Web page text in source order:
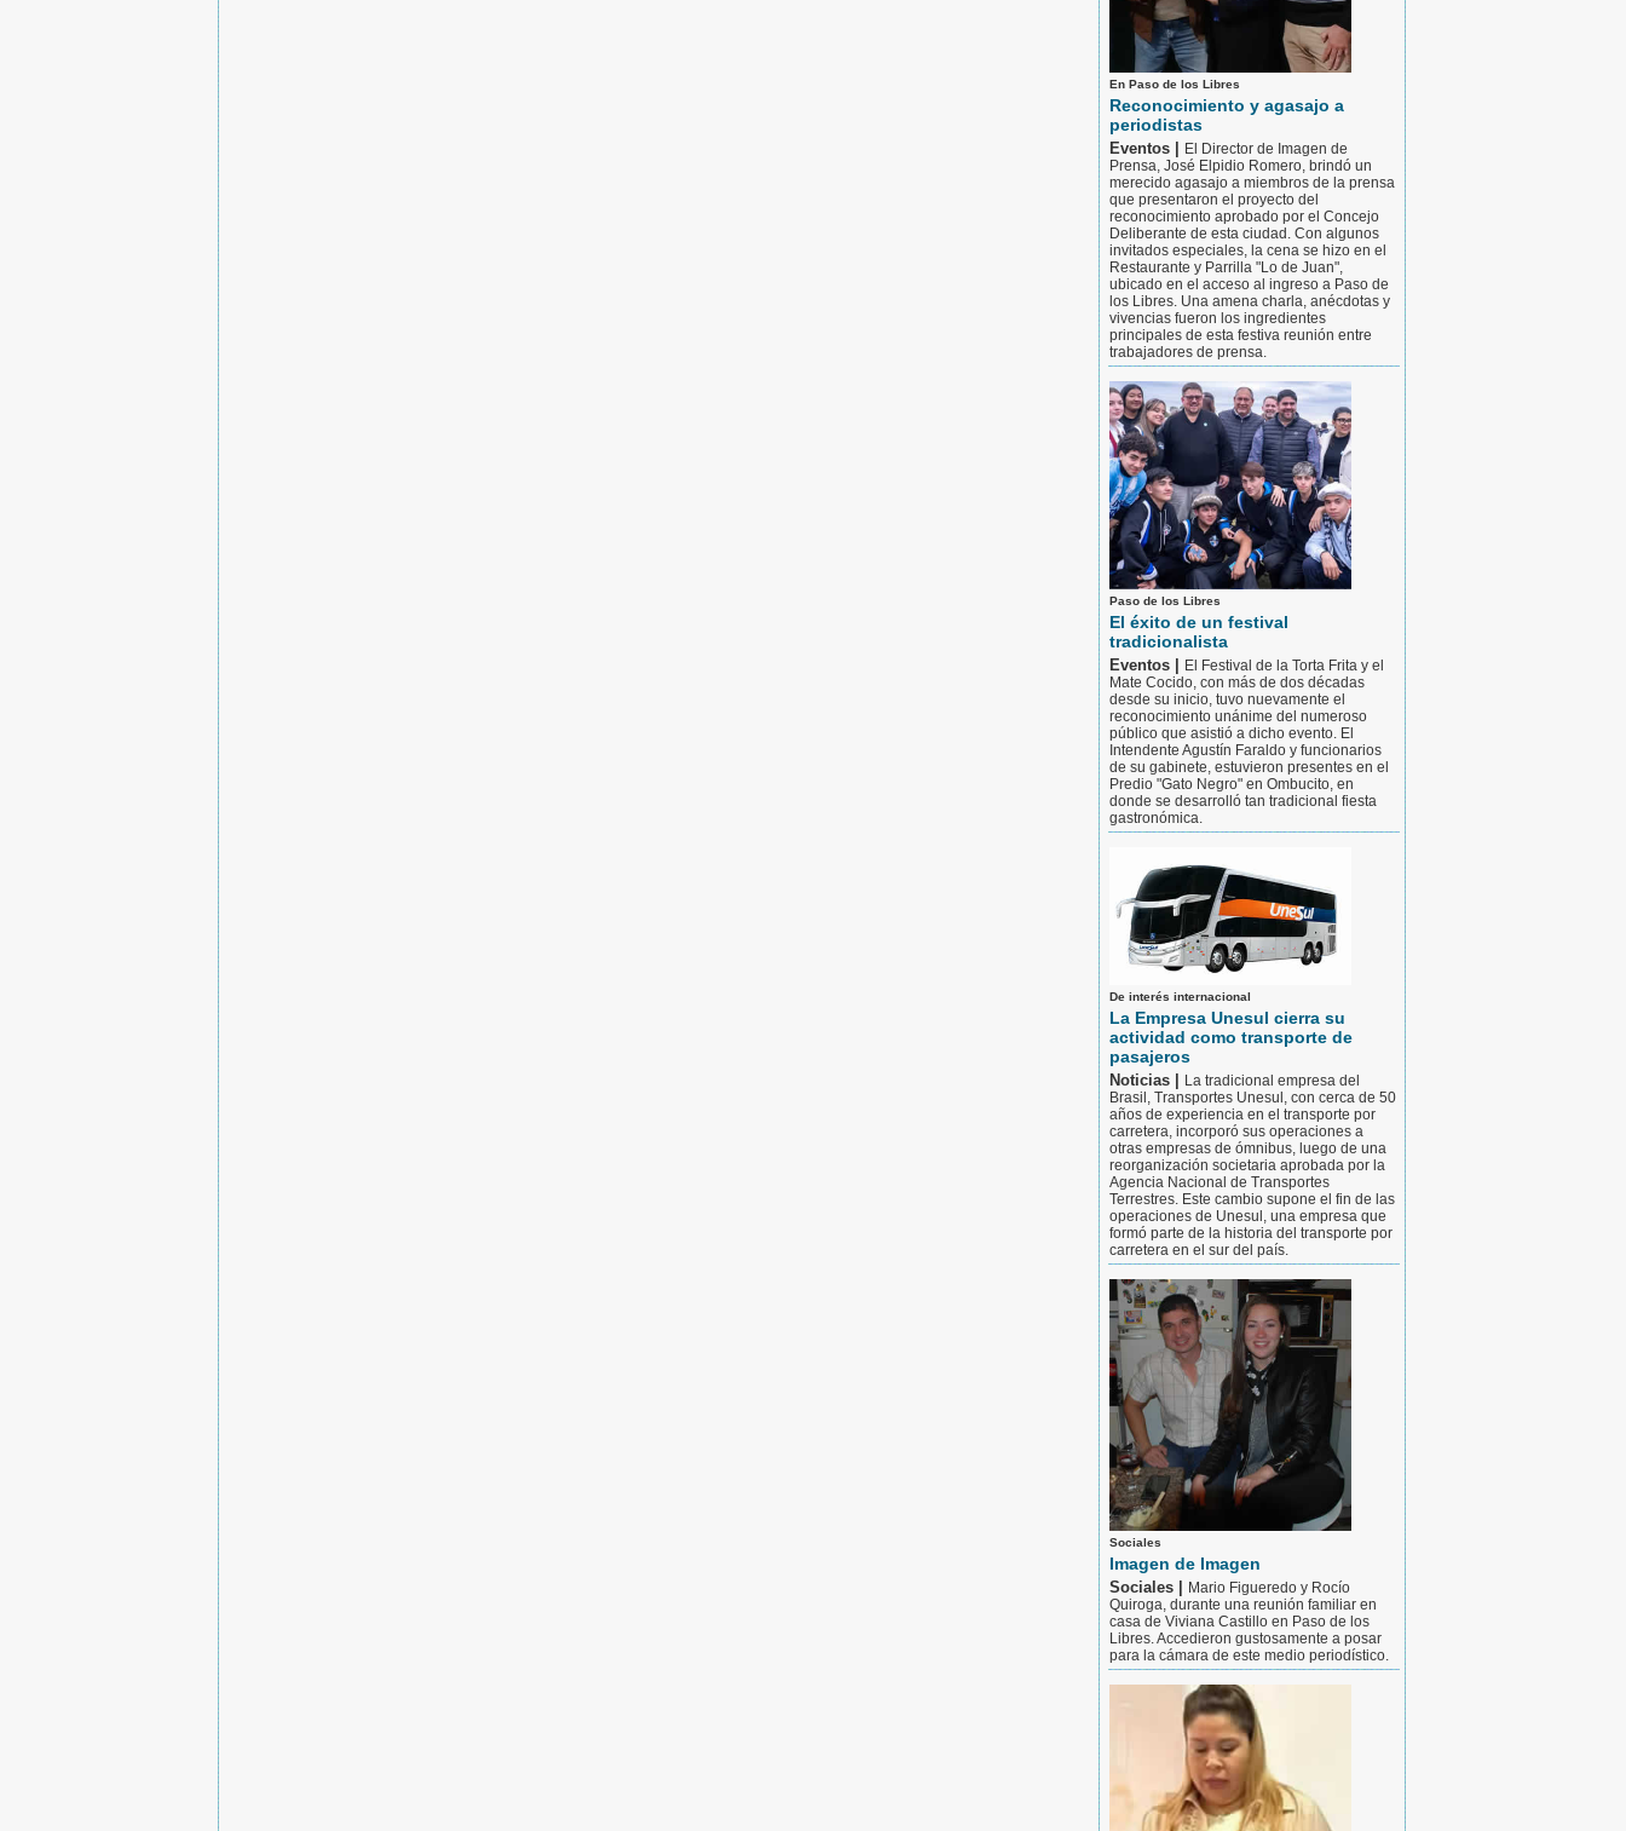
En Paso de los Libres
Reconocimiento y agasajo a
periodistas
Eventos |
El Director de Imagen de
Prensa, José Elpidio Romero, brindó un
merecido agasajo a miembros de la prensa
que presentaron el proyecto del
reconocimiento aprobado por el Concejo
Deliberante de esta ciudad. Con algunos
invitados especiales, la cena se hizo en el
Restaurante y Parrilla "Lo de Juan",
ubicado en el acceso al ingreso a Paso de
los Libres. Una amena charla, anécdotas y
vivencias fueron los ingredientes
principales de esta festiva reunión entre
trabajadores de prensa.
Paso de los Libres
El éxito de un festival
tradicionalista
Eventos |
El Festival de la Torta Frita y el
Mate Cocido, con más de dos décadas
desde su inicio, tuvo nuevamente el
reconocimiento unánime del numeroso
público que asistió a dicho evento. El
Intendente Agustín Faraldo y funcionarios
de su gabinete, estuvieron presentes en el
Predio "Gato Negro" en Ombucito, en
donde se desarrolló tan tradicional fiesta
gastronómica.
De interés internacional
La Empresa Unesul cierra su
actividad como transporte de
pasajeros
Noticias |
La tradicional empresa del
Brasil, Transportes Unesul, con cerca de 50
años de experiencia en el transporte por
carretera, incorporó sus operaciones a
otras empresas de ómnibus, luego de una
reorganización societaria aprobada por la
Agencia Nacional de Transportes
Terrestres. Este cambio supone el fin de las
operaciones de Unesul, una empresa que
formó parte de la historia del transporte por
carretera en el sur del país.
Sociales
Imagen de Imagen
Sociales |
Mario Figueredo y Rocío
Quiroga, durante una reunión familiar en
casa de Viviana Castillo en Paso de los
Libres. Accedieron gustosamente a posar
para la cámara de este medio periodístico.